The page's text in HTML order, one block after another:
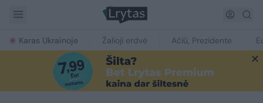
Karas Ukrainoje Žalioji erdvė Ačiū, Prezidente